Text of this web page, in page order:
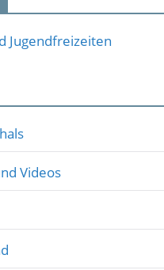
Jugendfreizeiten
Videos